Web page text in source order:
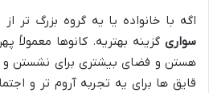
اگه با خانواده یا یه گروه بزرگ تر
سواری گزینه بهتریه. کانوها معمولاً
هستن و فضای بیشتری برای نشستن
قایق ها برای یه تجربه آروم تر و